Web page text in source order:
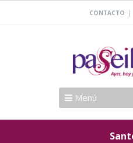
CONTACTO |
Menú